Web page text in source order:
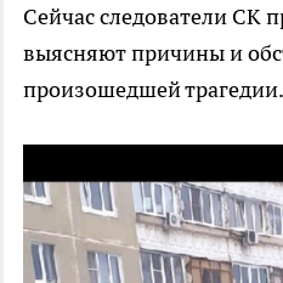
Сейчас следователи СК
выясняют причины и
произошедшей трагедии.